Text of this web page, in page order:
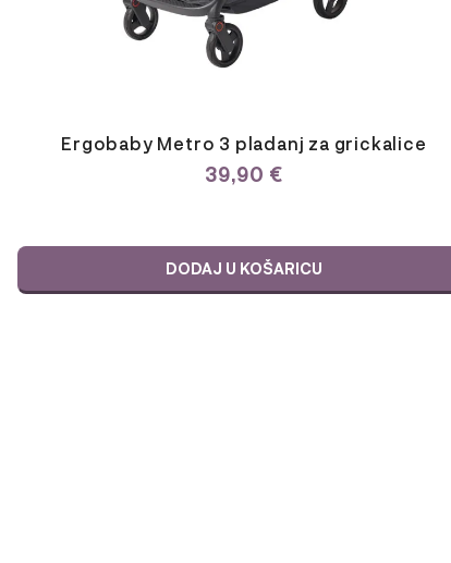
Ergobaby Metro 3 pladanj za grickalice
39,90 €
DODAJ U KOŠARICU